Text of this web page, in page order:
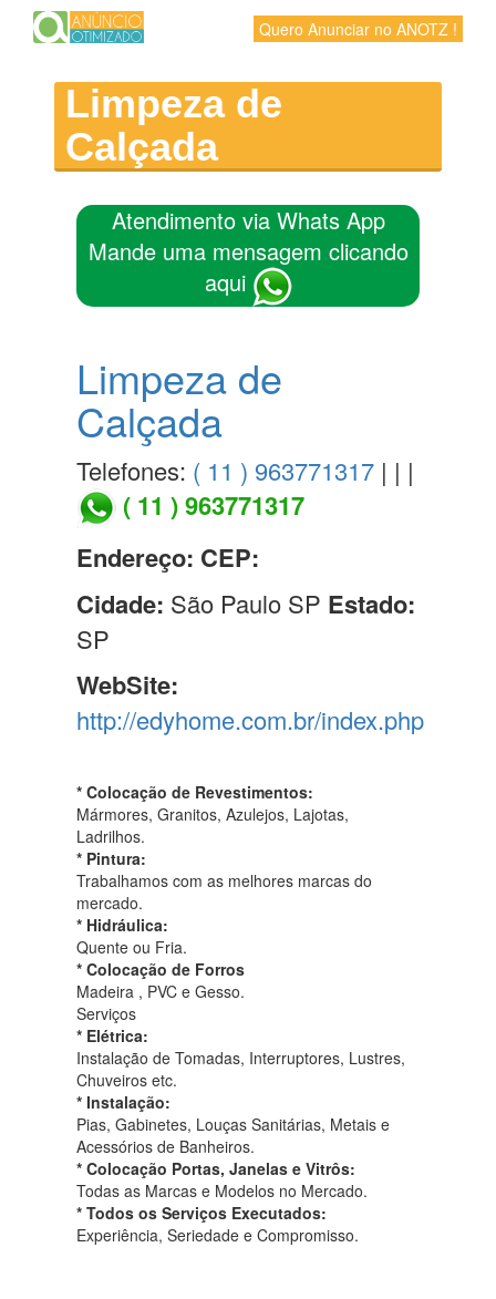
Quero Anunciar no ANOTZ !
Limpeza de
Calçada
Atendimento via Whats App
Mande uma mensagem clicando
aqui
Limpeza de
Calçada
Telefones: ( 11 ) 963771317 | | |
( 11 ) 963771317
Endereço: CEP:
Cidade: São Paulo SP Estado:
SP
WebSite:
http://edyhome.com.br/index.php
* Colocação de Revestimentos:
Mármores, Granitos, Azulejos, Lajotas,
Ladrilhos.
* Pintura:
Trabalhamos com as melhores marcas do
mercado.
* Hidráulica:
Quente ou Fria.
* Colocação de Forros
Madeira , PVC e Gesso.
Serviços
* Elétrica:
Instalação de Tomadas, Interruptores, Lustres,
Chuveiros etc.
* Instalação:
Pias, Gabinetes, Louças Sanitárias, Metais e
Acessórios de Banheiros.
* Colocação Portas, Janelas e Vitrôs:
Todas as Marcas e Modelos no Mercado.
* Todos os Serviços Executados:
Experiência, Seriedade e Compromisso.